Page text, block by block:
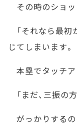
その時のショッ
「それなら最初
じてしまいます。
本塁でタッチア
「まだ、三振の
がっかりするの